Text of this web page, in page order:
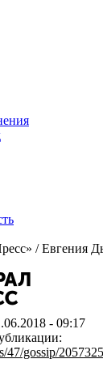
/Евгения
- 09:17
47/gossip/2057325